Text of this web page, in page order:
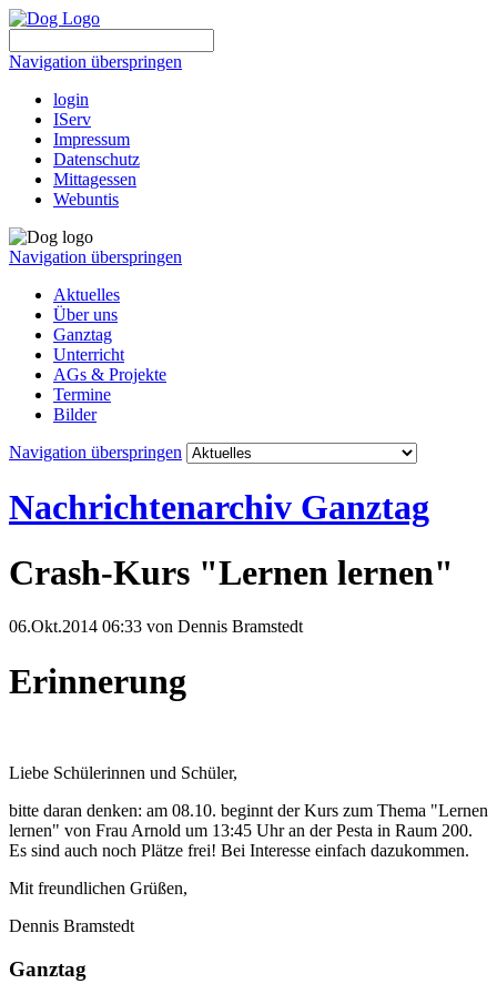
Navigation überspringen
login
IServ
Impressum
Datenschutz
Mittagessen
Webuntis
Navigation überspringen
Aktuelles
Über uns
Ganztag
Unterricht
AGs & Projekte
Termine
Bilder
Navigation überspringen
Nachrichtenarchiv Ganztag
Crash-Kurs "Lernen lernen"
06.Okt.2014 06:33 von Dennis Bramstedt
Erinnerung
Liebe Schülerinnen und Schüler,
bitte daran denken: am 08.10. beginnt der Kurs zum Thema "Lernen
lernen" von Frau Arnold um 13:45 Uhr an der Pesta in Raum 200.
Es sind auch noch Plätze frei! Bei Interesse einfach dazukommen.
Mit freundlichen Grüßen,
Dennis Bramstedt
Ganztag